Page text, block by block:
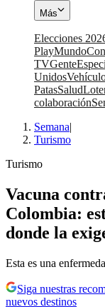
Más
Elecciones
PlayMundo
TVGente
Unidos
PatasSalud
colaboración
Semana|
Turismo
Turismo
Vacuna
Colombia:
donde la
Esta es una
Siga nuestras
nuevos destinos